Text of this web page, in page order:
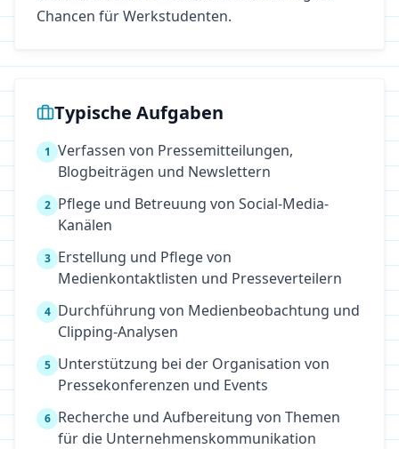
Chancen für Werkstudenten.
Typische Aufgaben
1 Verfassen von Pressemitteilungen,
Blogbeiträgen und Newslettern
2 Pflege und Betreuung von Social-Media-
Kanälen
3 Erstellung und Pflege von
Medienkontaktlisten und Presseverteilern
4 Durchführung von Medienbeobachtung und
Clipping-Analysen
5 Unterstützung bei der Organisation von
Pressekonferenzen und Events
6 Recherche und Aufbereitung von Themen
für die Unternehmenskommunikation